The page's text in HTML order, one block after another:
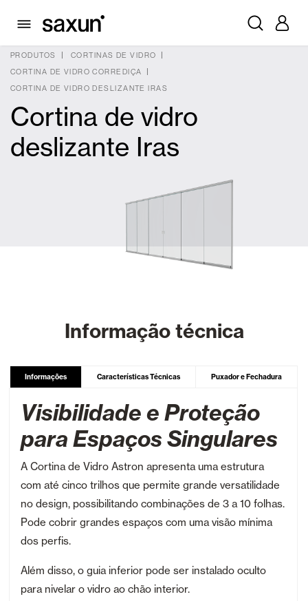
PRODUTOS
CORTINAS DE VIDRO
CORTINA DE VIDRO CORREDIÇA
CORTINA DE VIDRO DESLIZANTE IRAS
Cortina de vidro
deslizante Iras
Informação técnica
Informações Características Técnicas Puxador e Fechadura
Visibilidade e Proteção
para Espaços Singulares
A Cortina de Vidro Astron apresenta uma estrutura
com até cinco trilhos que permite grande versatilidade
no design, possibilitando combinações de 3 a 10 folhas.
Pode cobrir grandes espaços com uma visão mínima
dos perfis.
Além disso, o guia inferior pode ser instalado oculto
para nivelar o vidro ao chão interior.